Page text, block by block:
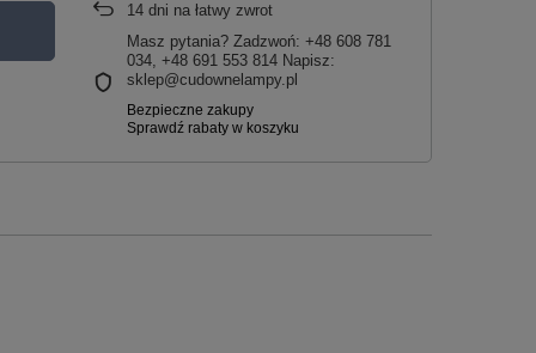
14 dni na łatwy zwrot
Masz pytania? Zadzwoń: +48 608 781
034, +48 691 553 814 Napisz:
sklep@cudownelampy.pl